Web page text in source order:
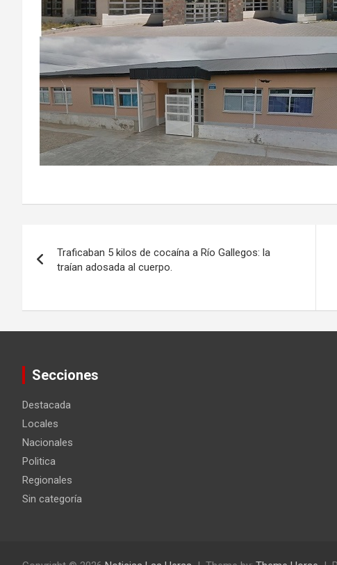
de
Traficaban 5 kilos de cocaína a Río Gallegos: la
traían adosada al cuerpo.
Secciones
Destacada
Locales
Nacionales
Politica
Regionales
Sin categoría